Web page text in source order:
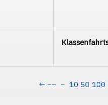
← −− − 10 50 100